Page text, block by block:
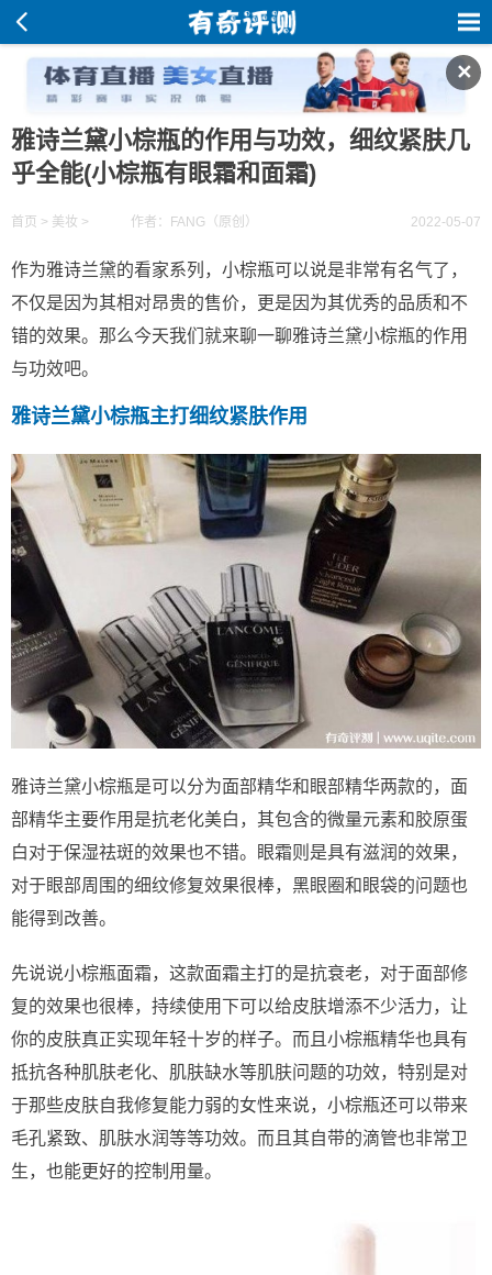
✕
雅诗兰黛小棕瓶的作用与功效，细纹紧肤几
乎全能(小棕瓶有眼霜和面霜)
首页 > 美妆 > 作者：FANG（原创） 2022-05-07
作为雅诗兰黛的看家系列，小棕瓶可以说是非常有名气了，
不仅是因为其相对昂贵的售价，更是因为其优秀的品质和不
错的效果。那么今天我们就来聊一聊雅诗兰黛小棕瓶的作用
与功效吧。
雅诗兰黛小棕瓶主打细纹紧肤作用
雅诗兰黛小棕瓶是可以分为面部精华和眼部精华两款的，面
部精华主要作用是抗老化美白，其包含的微量元素和胶原蛋
白对于保湿祛斑的效果也不错。眼霜则是具有滋润的效果，
对于眼部周围的细纹修复效果很棒，黑眼圈和眼袋的问题也
能得到改善。
先说说小棕瓶面霜，这款面霜主打的是抗衰老，对于面部修
复的效果也很棒，持续使用下可以给皮肤增添不少活力，让
你的皮肤真正实现年轻十岁的样子。而且小棕瓶精华也具有
抵抗各种肌肤老化、肌肤缺水等肌肤问题的功效，特别是对
于那些皮肤自我修复能力弱的女性来说，小棕瓶还可以带来
毛孔紧致、肌肤水润等等功效。而且其自带的滴管也非常卫
生，也能更好的控制用量。